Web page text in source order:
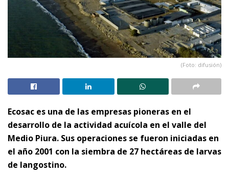
(Foto: difusión)
Ecosac es una de las empresas pioneras en el
desarrollo de la actividad acuícola en el valle del
Medio Piura. Sus operaciones se fueron iniciadas en
el año 2001 con la siembra de 27 hectáreas de larvas
de langostino.